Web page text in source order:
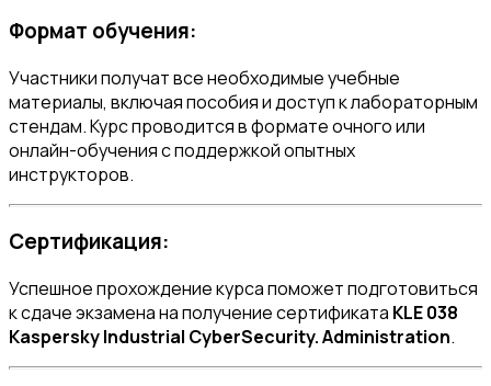
Формат обучения:
Участники получат все необходимые учебные
материалы, включая пособия и доступ к лабораторным
стендам. Курс проводится в формате очного или
онлайн-обучения с поддержкой опытных
инструкторов.
Сертификация:
Успешное прохождение курса поможет подготовиться
к сдаче экзамена на получение сертификата KLE 038
Kaspersky Industrial CyberSecurity. Administration.